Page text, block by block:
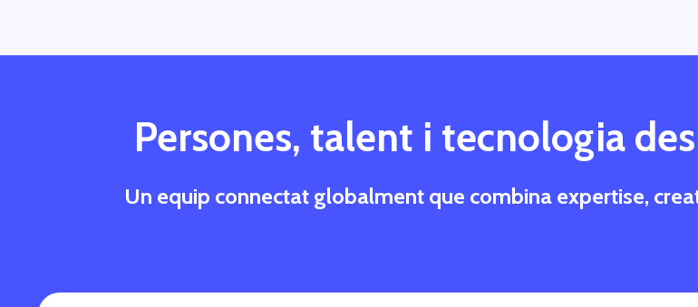
Persones, talent i tecnologia
Un equip connectat globalment que combina expertise,